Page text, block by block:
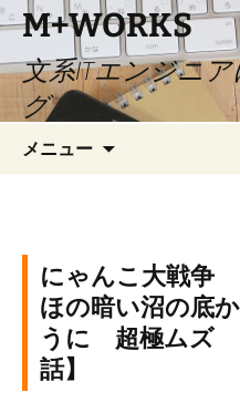
M+WORKS
文系ITエンジニ
グ
メニュー
へ
ス
キ
ッ
にゃんこ大戦争
ほの暗い沼の底
うに 超極ムズ
話】